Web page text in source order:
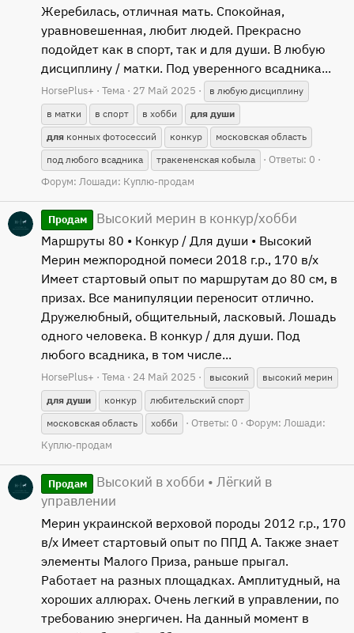
Жеребилась, отличная мать. Спокойная,
уравновешенная, любит людей. Прекрасно
подойдет как в спорт, так и для души. В любую
дисциплину / матки. Под уверенного всадника...
HorsePlus+ Тема 27 Май 2025
в любую дисциплину
в матки
в спорт в хобби для души
для конных фотосессий конкур
московская область
под любого всадника
тракененская кобыла
Ответы: 0
Форум: Лошади: Куплю-продам
Продам Высокий мерин в конкур/хобби
Маршруты 80 • Конкур / Для души • Высокий
Мерин межпородной помеси 2018 г.р., 170 в/х
Имеет стартовый опыт по маршрутам до 80 см, в
призах. Все манипуляции переносит отлично.
Дружелюбный, общительный, ласковый. Лошадь
одного человека. В конкур / для души. Под
любого всадника, в том числе...
HorsePlus+ Тема 24 Май 2025 высокий
высокий мерин
для души конкур
любительский спорт
московская область
хобби Ответы: 0 Форум: Лошади:
Куплю-продам
Продам
Высокий в хобби • Лёгкий в
управлении
Мерин украинской верховой породы 2012 г.р., 170
в/х Имеет стартовый опыт по ППД А. Также знает
элементы Малого Приза, раньше прыгал.
Работает на разных площадках. Амплитудный, на
хороших аллюрах. Очень легкий в управлении, по
требованию энергичен. На данный момент в